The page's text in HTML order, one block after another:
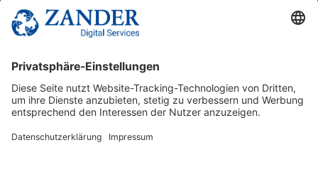
© 2025 Zander Digital Services Deutschland GmbH